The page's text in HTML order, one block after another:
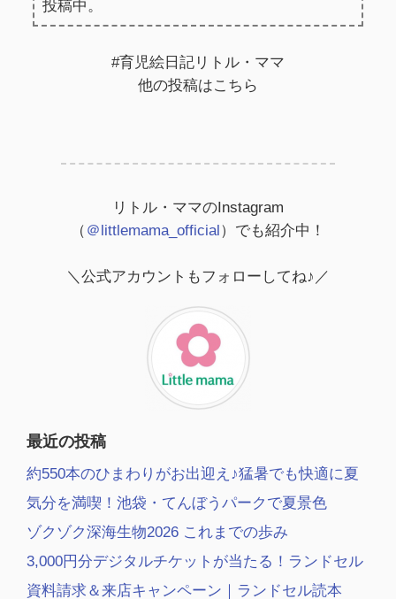
投稿中。
#育児絵日記リトル・ママ
他の投稿はこちら
リトル・ママのInstagram
（ ＠littlemama_official）でも紹介中！
＼公式アカウントもフォローしてね♪／
最近の投稿
約550本のひまわりがお出迎え♪猛暑でも快適に夏
気分を満喫！池袋・てんぼうパークで夏景色
ゾクゾク深海生物2026 これまでの歩み
3,000円分デジタルチケットが当たる！ランドセル
資料請求＆来店キャンペーン｜ランドセル読本